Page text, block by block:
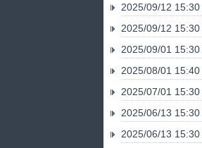
2025/09/12 15:30
2025/09/12 15:30
2025/09/01 15:30
2025/08/01 15:40
2025/07/01 15:30
2025/06/13 15:30
2025/06/13 15:30